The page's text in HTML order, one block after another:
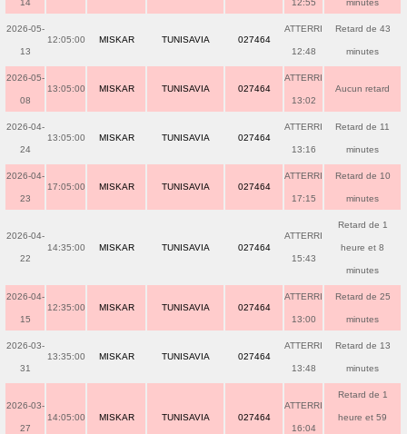
14 12:55 minutes
2026-05-
13
12:05:00 MISKAR TUNISAVIA 027464
ATTERRI
12:48
Retard de 43
minutes
2026-05-
08
13:05:00 MISKAR TUNISAVIA 027464
ATTERRI
13:02
Aucun retard
2026-04-
24
13:05:00 MISKAR TUNISAVIA 027464
ATTERRI
13:16
Retard de 11
minutes
2026-04-
23
17:05:00 MISKAR TUNISAVIA 027464
ATTERRI
17:15
Retard de 10
minutes
2026-04-
22
14:35:00 MISKAR TUNISAVIA 027464
ATTERRI
15:43
Retard de 1
heure et 8
minutes
2026-04-
15
12:35:00 MISKAR TUNISAVIA 027464
ATTERRI
13:00
Retard de 25
minutes
2026-03-
31
13:35:00 MISKAR TUNISAVIA 027464
ATTERRI
13:48
Retard de 13
minutes
2026-03-
27
14:05:00 MISKAR TUNISAVIA 027464
ATTERRI
16:04
Retard de 1
heure et 59